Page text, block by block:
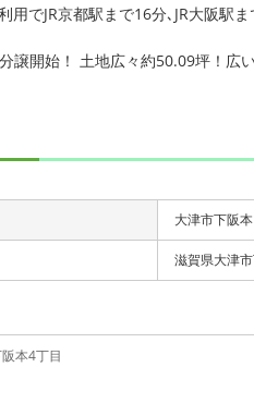
用でJR京都駅まで16分､JR大阪駅
譲開始！ 土地広々約50.09坪！広
大津市下阪
滋賀県大津
本4丁目